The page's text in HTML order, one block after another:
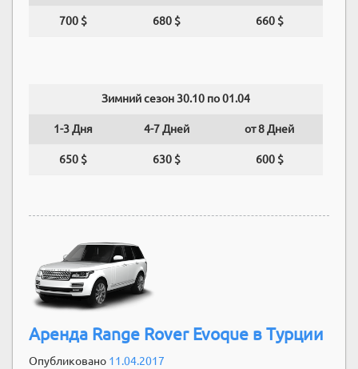
700 $ 680 $ 660 $
Зимний сезон 30.10 по 01.04
1-3 Дня 4-7 Дней от 8 Дней
650 $ 630 $ 600 $
Аренда Range Rover Evoque в Турции
Опубликовано 11.04.2017